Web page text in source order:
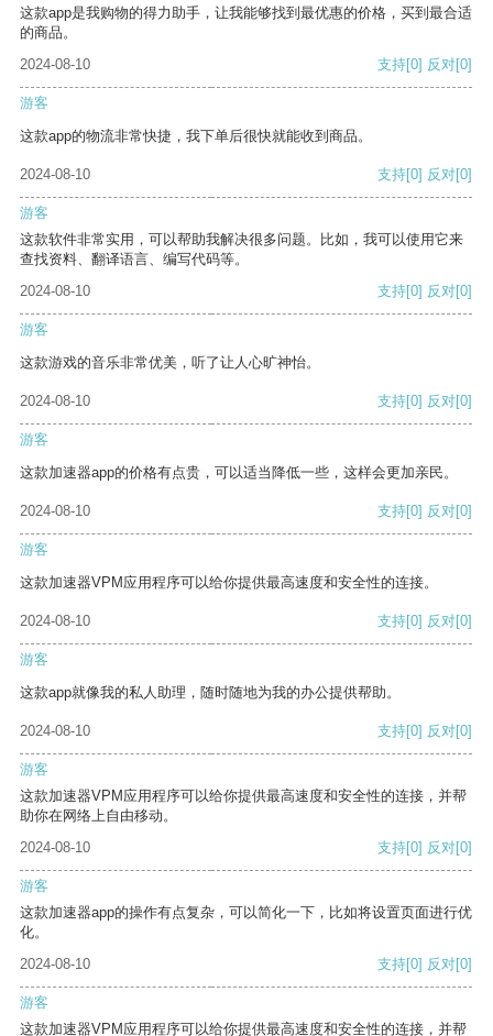
这款app是我购物的得力助手，让我能够找到最优惠的价格，买到最合适
的商品。
2024-08-10
支持[0] 反对[0]
游客
这款app的物流非常快捷，我下单后很快就能收到商品。
2024-08-10 支持[0] 反对[0]
游客
这款软件非常实用，可以帮助我解决很多问题。比如，我可以使用它来
查找资料、翻译语言、编写代码等。
2024-08-10
支持[0] 反对[0]
游客
这款游戏的音乐非常优美，听了让人心旷神怡。
2024-08-10 支持[0] 反对[0]
游客
这款加速器app的价格有点贵，可以适当降低一些，这样会更加亲民。
2024-08-10 支持[0] 反对[0]
游客
这款加速器VPM应用程序可以给你提供最高速度和安全性的连接。
2024-08-10 支持[0] 反对[0]
游客
这款app就像我的私人助理，随时随地为我的办公提供帮助。
2024-08-10 支持[0] 反对[0]
游客
这款加速器VPM应用程序可以给你提供最高速度和安全性的连接，并帮
助你在网络上自由移动。
2024-08-10
支持[0] 反对[0]
游客
这款加速器app的操作有点复杂，可以简化一下，比如将设置页面进行优
化。
2024-08-10
支持[0] 反对[0]
游客
这款加速器VPM应用程序可以给你提供最高速度和安全性的连接，并帮